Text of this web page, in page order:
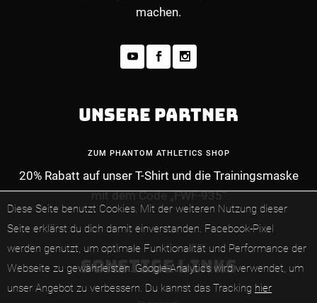
Diese Seite benutzt Cookies. Mit der weiteren Nutzung dieser
Seite erklärst du dich damit einverstanden. Facebook-Pixel
werden genutzt, um optimale Funktionalität und Performance der
Webseite zu gewährleisten. Google-Analytics wird verwendet, um
unser Angebot zu verbessern. Du kannst das Tracking hier
machen.
UNSERE PARTNER
ZUM PHANTOM ATHLETICS SHOP
20% Rabatt auf unser T-Shirt und die Trainingsmaske
mit dem Code „FWF-935“
SONSTIGE LINKS